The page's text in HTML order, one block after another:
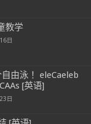
教学
日
由泳！ eleCaeleb
[英语]
日